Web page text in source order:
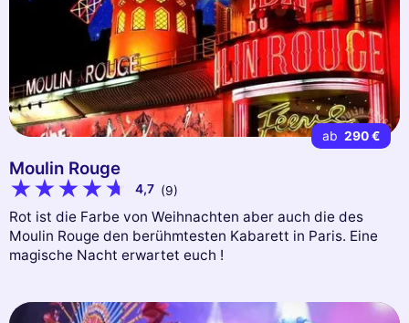
ab 290 €
Moulin Rouge
4,7 (9)
Rot ist die Farbe von Weihnachten aber auch die des
Moulin Rouge den berühmtesten Kabarett in Paris. Eine
magische Nacht erwartet euch !